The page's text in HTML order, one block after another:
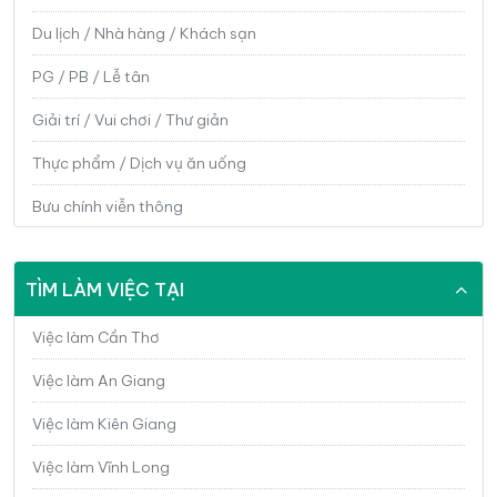
Du lịch / Nhà hàng / Khách sạn
PG / PB / Lễ tân
Giải trí / Vui chơi / Thư giản
Thực phẩm / Dịch vụ ăn uống
Bưu chính viễn thông
Điện / Điện tử / Điện lạnh
Cơ khí / Kỹ thuật ứng dụng
Sản xuất / Vận hành sản xuất
Bảo hành / Sửa chữa
Ngân hàng / Chứng khoán / Đầu tư
TÌM LÀM VIỆC TẠI
Việc làm Cần Thơ
Việc làm An Giang
Việc làm Kiên Giang
Việc làm Vĩnh Long